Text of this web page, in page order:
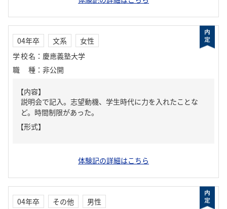
04年卒 文系
女性
学校名 ： 慶應義塾大学
職種 ： 非公開
【内容】
説明会で記入。志望動機、学生時代に力を入れたことな
ど。時間制限があった。
【形式】
体験記の詳細はこちら
04年卒 その他
男性